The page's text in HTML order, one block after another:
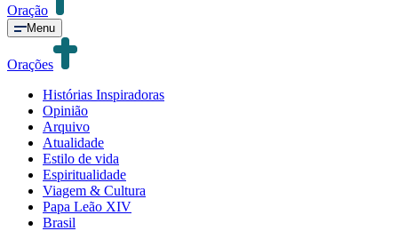
Oração
Menu
Orações
Histórias Inspiradoras
Opinião
Arquivo
Atualidade
Estilo de vida
Espiritualidade
Viagem & Cultura
Papa Leão XIV
Brasil